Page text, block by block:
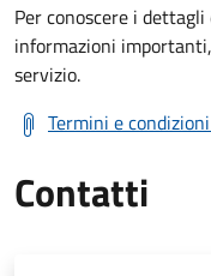
Per conoscere i
informazioni
servizio.
Termini e
Contatti